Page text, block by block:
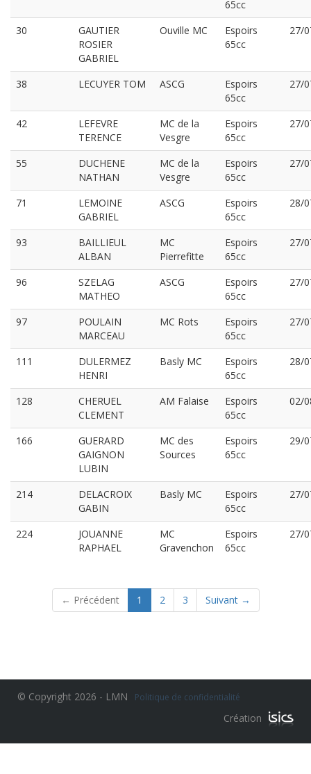
65cc
30
GAUTIER
ROSIER
GABRIEL
Ouville MC
Espoirs
65cc
27/
38 LECUYER TOM ASCG
Espoirs
65cc
27/
42
LEFEVRE
TERENCE
MC de la
Vesgre
Espoirs
65cc
27/
55
DUCHENE
NATHAN
MC de la
Vesgre
Espoirs
65cc
27/
71
LEMOINE
GABRIEL
ASCG
Espoirs
65cc
28/
93
BAILLIEUL
ALBAN
MC
Pierrefitte
Espoirs
65cc
27/
96
SZELAG
MATHEO
ASCG
Espoirs
65cc
27/
97
POULAIN
MARCEAU
MC Rots
Espoirs
65cc
27/
111
DULERMEZ
HENRI
Basly MC
Espoirs
65cc
28/
128
CHERUEL
CLEMENT
AM Falaise
Espoirs
65cc
02/
166
GUERARD
GAIGNON
LUBIN
MC des
Sources
Espoirs
65cc
29/
214
DELACROIX
GABIN
Basly MC
Espoirs
65cc
27/
224
JOUANNE
RAPHAEL
MC
Gravenchon
Espoirs
65cc
27/
← Précédent 1 (current)
2 3 Suivant →
© Copyright 2026 - LMN Politique de confidentialité
Création